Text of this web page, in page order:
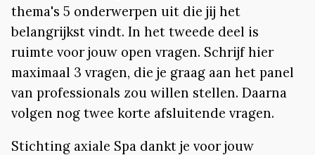
thema's 5 onderwerpen uit die jij het
belangrijkst vindt. In het tweede deel is
ruimte voor jouw open vragen. Schrijf hier
maximaal 3 vragen, die je graag aan het panel
van professionals zou willen stellen. Daarna
volgen nog twee korte afsluitende vragen.
Stichting axiale Spa dankt je voor jouw